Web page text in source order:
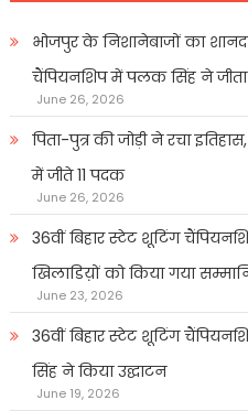
भोजपुर के निशानेबाजों का
चैंपियनशिप में पलक सिंह ने
June 26, 2026
पिता-पुत्र की जोड़ी ने रचा
में जीते 11 पदक
June 26, 2026
36वीं बिहार स्टेट शूटिंग
खिलाडिय़ों को किया गया
June 23, 2026
36वीं बिहार स्टेट शूटिंग
सिंह ने किया उद्घाटन
June 19, 2026